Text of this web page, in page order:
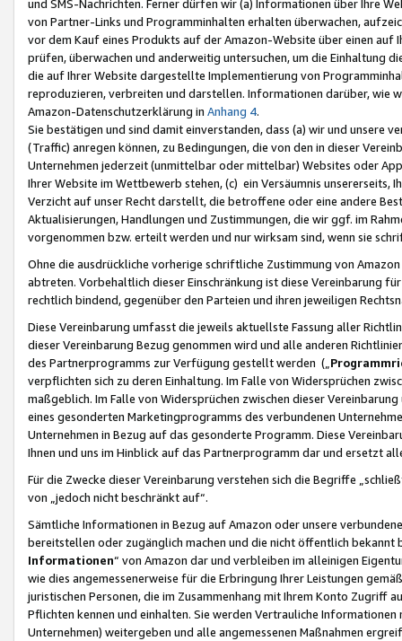
und SMS-Nachrichten. Ferner dürfen wir (a) Informationen über Ihre
von Partner-Links und Programminhalten erhalten überwachen,
vor dem Kauf eines Produkts auf der Amazon-Website über einen
prüfen, überwachen und anderweitig untersuchen, um die Einhaltung
die auf Ihrer Website dargestellte Implementierung von
reproduzieren, verbreiten und darstellen. Informationen darüber, wie
Amazon-Datenschutzerklärung in Anhang 4.
Sie bestätigen und sind damit einverstanden, dass (a) wir und
(Traffic) anregen können, zu Bedingungen, die von den in dieser
Unternehmen jederzeit (unmittelbar oder mittelbar) Websites oder
Ihrer Website im Wettbewerb stehen, (c) ein Versäumnis unsererseits,
Verzicht auf unser Recht darstellt, die betroffene oder eine andere
Aktualisierungen, Handlungen und Zustimmungen, die wir ggf. im
vorgenommen bzw. erteilt werden und nur wirksam sind, wenn sie
Ohne die ausdrückliche vorherige schriftliche Zustimmung von
abtreten. Vorbehaltlich dieser Einschränkung ist diese Vereinbarung
rechtlich bindend, gegenüber den Parteien und ihren jeweiligen
Diese Vereinbarung umfasst die jeweils aktuellste Fassung aller
dieser Vereinbarung Bezug genommen wird und alle anderen
des Partnerprogramms zur Verfügung gestellt werden („
verpflichten sich zu deren Einhaltung. Im Falle von Widersprüchen
maßgeblich. Im Falle von Widersprüchen zwischen dieser
eines gesonderten Marketingprogramms des verbundenen
Unternehmen in Bezug auf das gesonderte Programm. Diese
Ihnen und uns im Hinblick auf das Partnerprogramm dar und ersetzt
Für die Zwecke dieser Vereinbarung verstehen sich die Begriffe
von „jedoch nicht beschränkt auf“.
Sämtliche Informationen in Bezug auf Amazon oder unsere
bereitstellen oder zugänglich machen und die nicht öffentlich
Informationen“ von Amazon dar und verbleiben im alleinigen
wie dies angemessenerweise für die Erbringung Ihrer Leistungen
juristischen Personen, die im Zusammenhang mit Ihrem Konto
Pflichten kennen und einhalten. Sie werden Vertrauliche
Unternehmen) weitergeben und alle angemessenen Maßnahmen